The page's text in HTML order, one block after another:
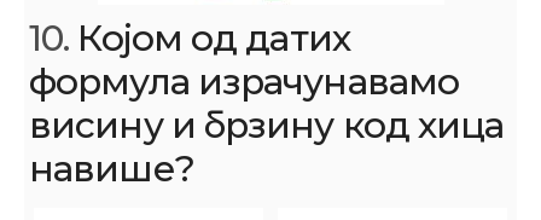
10. Којом од датих
формула израчунавамо
висину и брзину код хица
навише?